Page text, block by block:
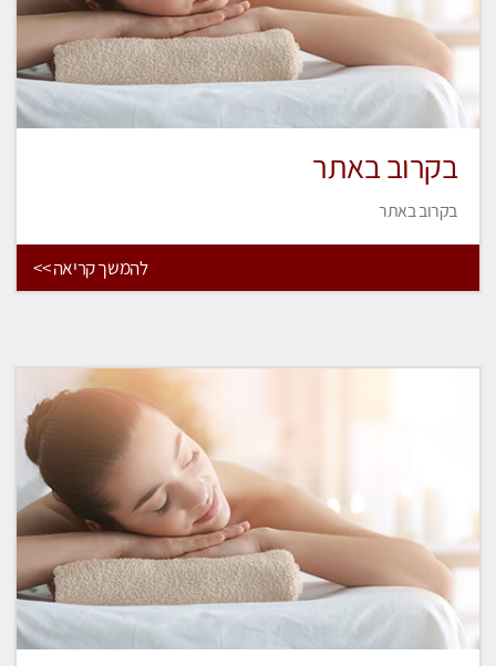
בקרוב באתר
בקרוב באתר
להמשך קריאה >>